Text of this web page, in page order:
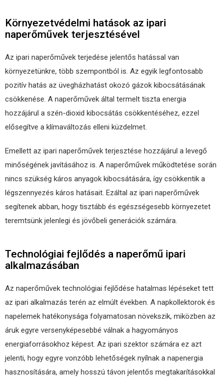
Környezetvédelmi hatások az ipari
naperőművek terjesztésével
Az ipari naperőművek terjedése jelentős hatással van
környezetünkre, több szempontból is. Az egyik legfontosabb
pozitív hatás az üvegházhatást okozó gázok kibocsátásának
csökkenése. A naperőművek által termelt tiszta energia
hozzájárul a szén-dioxid kibocsátás csökkentéséhez, ezzel
elősegítve a klímaváltozás elleni küzdelmet.
Emellett az ipari naperőművek terjesztése hozzájárul a levegő
minőségének javításához is. A naperőművek működtetése során
nincs szükség káros anyagok kibocsátására, így csökkentik a
légszennyezés káros hatásait. Ezáltal az ipari naperőművek
segítenek abban, hogy tisztább és egészségesebb környezetet
teremtsünk jelenlegi és jövőbeli generációk számára.
Technológiai fejlődés a naperőmű ipari
alkalmazásában
Az naperőművek technológiai fejlődése hatalmas lépéseket tett
az ipari alkalmazás terén az elmúlt években. A napkollektorok és
napelemek hatékonysága folyamatosan növekszik, miközben az
áruk egyre versenyképesebbé válnak a hagyományos
energiaforrásokhoz képest. Az ipari szektor számára ez azt
jelenti, hogy egyre vonzóbb lehetőségek nyílnak a napenergia
hasznosítására, amely hosszú távon jelentős megtakarításokkal